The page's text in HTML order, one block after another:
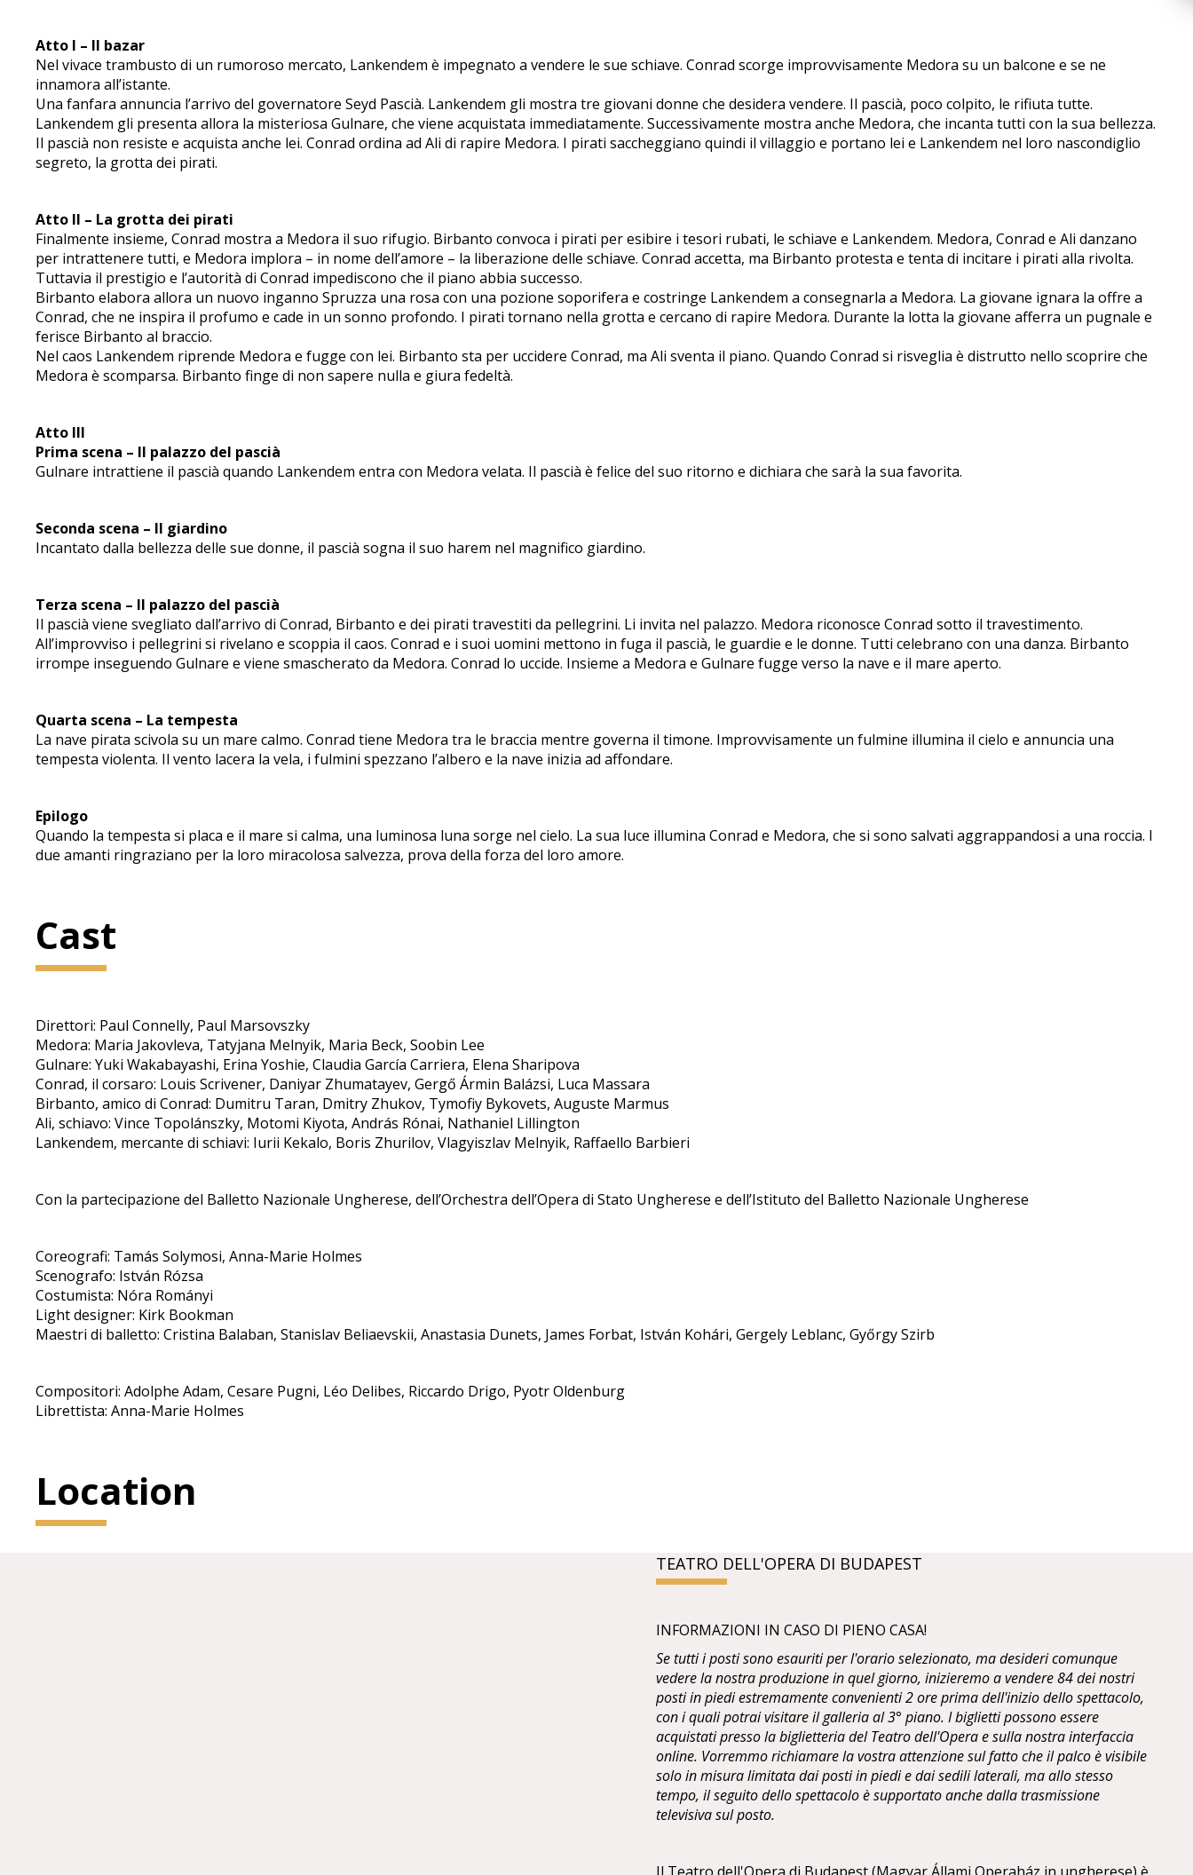
Atto I – Il bazar
Nel vivace trambusto di un rumoroso mercato, Lankendem è impegnato a vendere le sue schiave. Conrad scorge improvvisamente Medora su un balcone e se ne
innamora all’istante.
Una fanfara annuncia l’arrivo del governatore Seyd Pascià. Lankendem gli mostra tre giovani donne che desidera vendere. Il pascià, poco colpito, le rifiuta tutte.
Lankendem gli presenta allora la misteriosa Gulnare, che viene acquistata immediatamente. Successivamente mostra anche Medora, che incanta tutti con la sua bellezza.
Il pascià non resiste e acquista anche lei. Conrad ordina ad Ali di rapire Medora. I pirati saccheggiano quindi il villaggio e portano lei e Lankendem nel loro nascondiglio
segreto, la grotta dei pirati.
Atto II – La grotta dei pirati
Finalmente insieme, Conrad mostra a Medora il suo rifugio. Birbanto convoca i pirati per esibire i tesori rubati, le schiave e Lankendem. Medora, Conrad e Ali danzano
per intrattenere tutti, e Medora implora – in nome dell’amore – la liberazione delle schiave. Conrad accetta, ma Birbanto protesta e tenta di incitare i pirati alla rivolta.
Tuttavia il prestigio e l’autorità di Conrad impediscono che il piano abbia successo.
Birbanto elabora allora un nuovo inganno Spruzza una rosa con una pozione soporifera e costringe Lankendem a consegnarla a Medora. La giovane ignara la offre a
Conrad, che ne inspira il profumo e cade in un sonno profondo. I pirati tornano nella grotta e cercano di rapire Medora. Durante la lotta la giovane afferra un pugnale e
ferisce Birbanto al braccio.
Nel caos Lankendem riprende Medora e fugge con lei. Birbanto sta per uccidere Conrad, ma Ali sventa il piano. Quando Conrad si risveglia è distrutto nello scoprire che
Medora è scomparsa. Birbanto finge di non sapere nulla e giura fedeltà.
Atto III
Prima scena – Il palazzo del pascià
Gulnare intrattiene il pascià quando Lankendem entra con Medora velata. Il pascià è felice del suo ritorno e dichiara che sarà la sua favorita.
Seconda scena – Il giardino
Incantato dalla bellezza delle sue donne, il pascià sogna il suo harem nel magnifico giardino.
Terza scena – Il palazzo del pascià
Il pascià viene svegliato dall’arrivo di Conrad, Birbanto e dei pirati travestiti da pellegrini. Li invita nel palazzo. Medora riconosce Conrad sotto il travestimento.
All’improvviso i pellegrini si rivelano e scoppia il caos. Conrad e i suoi uomini mettono in fuga il pascià, le guardie e le donne. Tutti celebrano con una danza. Birbanto
irrompe inseguendo Gulnare e viene smascherato da Medora. Conrad lo uccide. Insieme a Medora e Gulnare fugge verso la nave e il mare aperto.
Quarta scena – La tempesta
La nave pirata scivola su un mare calmo. Conrad tiene Medora tra le braccia mentre governa il timone. Improvvisamente un fulmine illumina il cielo e annuncia una
tempesta violenta. Il vento lacera la vela, i fulmini spezzano l’albero e la nave inizia ad affondare.
Epilogo
Quando la tempesta si placa e il mare si calma, una luminosa luna sorge nel cielo. La sua luce illumina Conrad e Medora, che si sono salvati aggrappandosi a una roccia. I
due amanti ringraziano per la loro miracolosa salvezza, prova della forza del loro amore.
Cast
Direttori: Paul Connelly, Paul Marsovszky
Medora: Maria Jakovleva, Tatyjana Melnyik, Maria Beck, Soobin Lee
Gulnare: Yuki Wakabayashi, Erina Yoshie, Claudia García Carriera, Elena Sharipova
Conrad, il corsaro: Louis Scrivener, Daniyar Zhumatayev, Gergő Ármin Balázsi, Luca Massara
Birbanto, amico di Conrad: Dumitru Taran, Dmitry Zhukov, Tymofiy Bykovets, Auguste Marmus
Ali, schiavo: Vince Topolánszky, Motomi Kiyota, András Rónai, Nathaniel Lillington
Lankendem, mercante di schiavi: Iurii Kekalo, Boris Zhurilov, Vlagyiszlav Melnyik, Raffaello Barbieri
Con la partecipazione del Balletto Nazionale Ungherese, dell’Orchestra dell’Opera di Stato Ungherese e dell’Istituto del Balletto Nazionale Ungherese
Coreografi: Tamás Solymosi, Anna-Marie Holmes
Scenografo: István Rózsa
Costumista: Nóra Rományi
Light designer: Kirk Bookman
Maestri di balletto: Cristina Balaban, Stanislav Beliaevskii, Anastasia Dunets, James Forbat, István Kohári, Gergely Leblanc, Győrgy Szirb
Compositori: Adolphe Adam, Cesare Pugni, Léo Delibes, Riccardo Drigo, Pyotr Oldenburg
Librettista: Anna-Marie Holmes
Location
TEATRO DELL'OPERA DI BUDAPEST
INFORMAZIONI IN CASO DI PIENO CASA!
Se tutti i posti sono esauriti per l'orario selezionato, ma desideri comunque
vedere la nostra produzione in quel giorno, inizieremo a vendere 84 dei nostri
posti in piedi estremamente convenienti 2 ore prima dell'inizio dello spettacolo,
con i quali potrai visitare il galleria al 3° piano. I biglietti possono essere
acquistati presso la biglietteria del Teatro dell'Opera e sulla nostra interfaccia
online. Vorremmo richiamare la vostra attenzione sul fatto che il palco è visibile
solo in misura limitata dai posti in piedi e dai sedili laterali, ma allo stesso
tempo, il seguito dello spettacolo è supportato anche dalla trasmissione
televisiva sul posto.